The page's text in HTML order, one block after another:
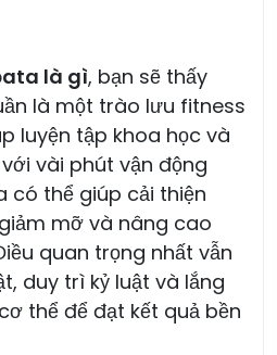
là gì, bạn sẽ thấy
là một trào lưu fitness
luyện tập khoa học và
vài phút vận động
có thể giúp cải thiện
mỡ và nâng cao
quan trọng nhất vẫn
duy trì kỷ luật và lắng
thể để đạt kết quả bền